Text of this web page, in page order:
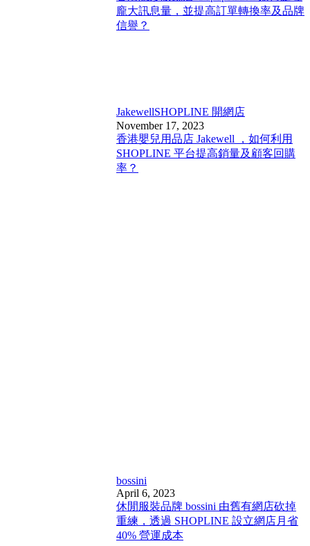
龐大訊息量，並提高訂單轉換率及品牌
信譽？
JakewellSHOPLINE 開網店
November 17, 2023
香港嬰兒用品店 Jakewell ，如何利用
SHOPLINE 平台提高銷量及顧客回購
率？
bossini
April 6, 2023
休閒服裝品牌 bossini 由舊有網店砍掉
重練，透過 SHOPLINE 設立網店月省
40% 營運成本